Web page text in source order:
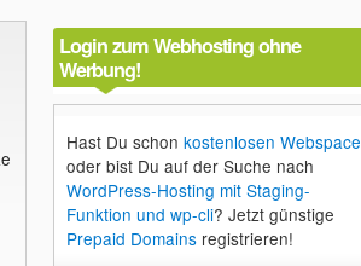
Login zum Webhosting ohne
Werbung!
Hast Du schon kostenlosen Webspace
oder bist Du auf der Suche nach
WordPress-Hosting mit Staging-
Funktion und wp-cli? Jetzt günstige
Prepaid Domainsregistrieren!